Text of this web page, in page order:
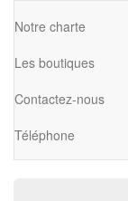
Notre charte
Les boutiques
Contactez-nous
Téléphone